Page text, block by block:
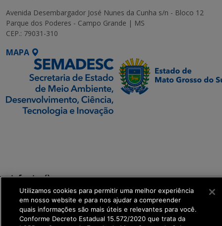
Avenida Desembargador José Nunes da Cunha s/n - Bloco 12
Parque dos Poderes - Campo Grande | MS
CEP.: 79031-310
MAPA
get_footer();
Utilizamos cookies para permitir uma melhor experiência
em nosso website e para nos ajudar a compreender
quais informações são mais úteis e relevantes para você.
Conforme Decreto Estadual 15.572/2020 que trata da